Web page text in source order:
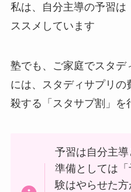
私は、自分主導の予習は
ススメしています
塾でも、ご家庭でスタデ
には、スタディサプリの
殺する「スタサプ割」を
予習は自分主
準備としては
験はやらせた